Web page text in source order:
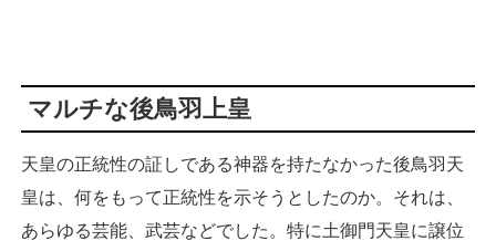
マルチな後鳥羽上皇
天皇の正統性の証しである神器を持たなかった後鳥羽天
皇は、何をもって正統性を示そうとしたのか。それは、
あらゆる芸能、武芸などでした。特に土御門天皇に譲位